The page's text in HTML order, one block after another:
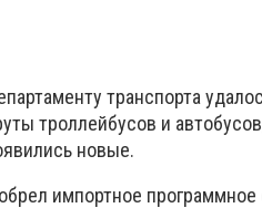
транспорта
троллейбусов и
новые.
импортное